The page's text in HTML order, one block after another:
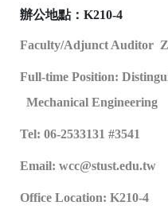
辦公地點：K210-4
Faculty/Adjunct Auditor
Full-time Position:
Mechanical Engineering
Tel: 06-2533131 #3541
Email: wcc@stust.edu.tw
Office Location: K210-4